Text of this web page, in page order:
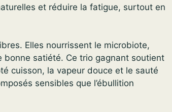
et réduire la fatigue, surtout en
Elles nourrissent le microbiote,
satiété. Ce trio gagnant soutient
cuisson, la vapeur douce et le sauté
sensibles que l’ébullition